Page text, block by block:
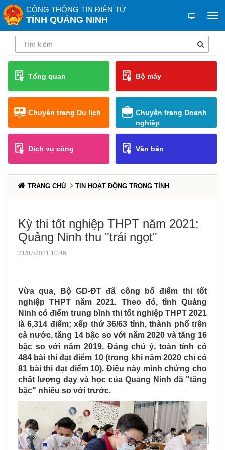
CỔNG THÔNG TIN ĐIỆN TỬ
TỈNH QUẢNG NINH
Tổng quan Bộ máy
Chuyên trang Du lịch
Chuyên trang Doanh
nghiệp
Dịch vụ công Văn bản
TRANG CHỦ TIN HOẠT ĐỘNG TRONG TỈNH
Kỳ thi tốt nghiệp THPT năm 2021:
Quảng Ninh thu "trái ngọt"
31/07/2021 10:46
Vừa qua, Bộ GD-ĐT đã công bố điểm thi tốt
nghiệp THPT năm 2021. Theo đó, tỉnh Quảng
Ninh có điểm trung bình thi tốt nghiệp THPT 2021
là 6,314 điểm; xếp thứ 36/63 tỉnh, thành phố trên
cả nước, tăng 14 bậc so với năm 2020 và tăng 16
bậc so với năm 2019. Đáng chú ý, toàn tỉnh có
484 bài thi đạt điểm 10 (trong khi năm 2020 chỉ có
81 bài thi đạt điểm 10). Điều này minh chứng cho
chất lượng dạy và học của Quảng Ninh đã "tăng
bậc" nhiều so với trước.